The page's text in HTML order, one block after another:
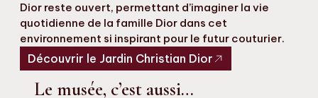
Dior reste ouvert, permettant d’imaginer la vie
quotidienne de la famille Dior dans cet
environnement si inspirant pour le futur couturier.
Découvrir le Jardin Christian Dior
Le musée, c’est aussi…